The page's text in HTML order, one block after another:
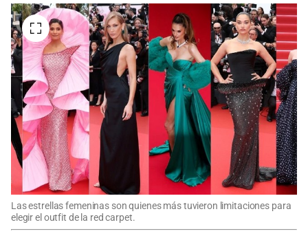
Las estrellas femeninas son quienes más tuvieron limitaciones para
elegir el outfit de la red carpet.